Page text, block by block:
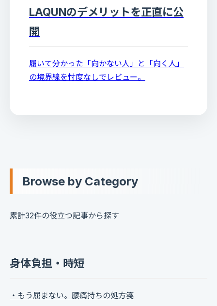
LAQUNのデメリットを正直に公
開
履いて分かった「向かない人」と「向く人」
の境界線を忖度なしでレビュー。
Browse by Category
累計32件の役立つ記事から探す
身体負担・時短
・もう屈まない。腰痛持ちの処方箋